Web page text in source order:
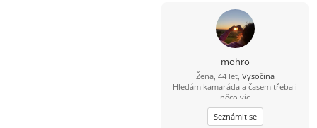
mohro
Žena, 44 let, Vysočina
Hledám kamaráda a časem třeba i
něco víc
Seznámit se